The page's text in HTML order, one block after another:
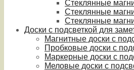
Стеклянные
Стеклянные
Стеклянные
Доски с подсветкой для
Магнитные доски с
Пробковые доски с
Маркерные доски с
Меловые доски с